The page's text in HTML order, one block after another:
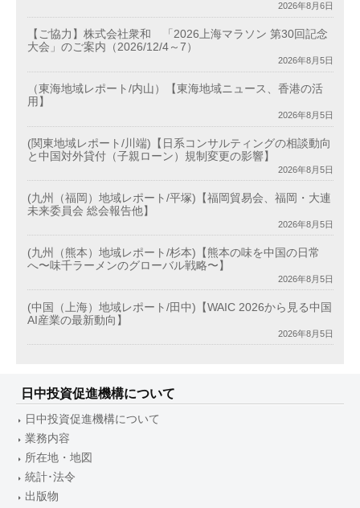
2026年8月6日
【ご協力】株式会社衆和 「2026上海マラソン 第30回記念
大会」のご案内（2026/12/4～7）
2026年8月5日
（東海地域レポート/内山）【東海地域ニュース、香港の活
用】
2026年8月5日
(関東地域レポート/川端)【日系コンサルティングの相談動向
と中国対外貸付（子親ローン）規制変更の影響】
2026年8月5日
(九州（福岡）地域レポート/平塚)【福岡貿易会、福岡・大連
未来委員会 総会報告他】
2026年8月5日
(九州（熊本）地域レポート/杉本)【熊本の味を中国の日常
へ〜味千ラーメンのグローバル戦略〜】
2026年8月5日
(中国（上海）地域レポート/田中)【WAIC 2026から見る中国
AI産業の最新動向】
2026年8月5日
日中投資促進機構について
日中投資促進機構について
業務内容
所在地・地図
統計･法令
出版物